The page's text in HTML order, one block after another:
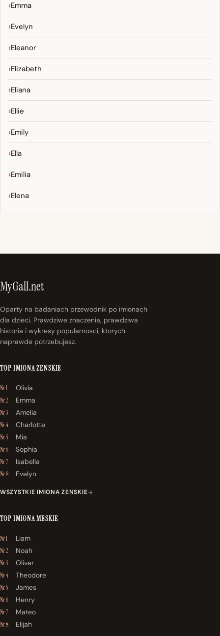
Emma
Evelyn
Eleanor
Elizabeth
Eliana
Ellie
Emily
Ella
Emilia
Elena
MyGall.net
Oparty na badaniach przewodnik po imionach
dla dzieci. Prawdziwe znaczenia, prawdziwa
historia i wykresy popularnosci, ktorych
naprawde potrzebujesz.
TOP IMIONA ZENSKIE
Nr 1 Olivia
Nr 2 Emma
Nr 3 Amelia
Nr 4 Charlotte
Nr 5 Mia
Nr 6 Sophia
Nr 7 Isabella
Nr 8 Evelyn
WSZYSTKIE IMIONA ZENSKIE
TOP IMIONA MESKIE
Nr 1 Liam
Nr 2 Noah
Nr 3 Oliver
Nr 4 Theodore
Nr 5 James
Nr 6 Henry
Nr 7 Mateo
Nr 8 Elijah